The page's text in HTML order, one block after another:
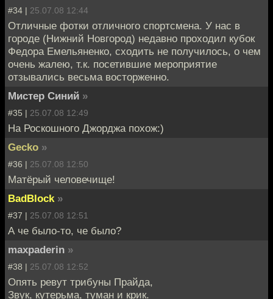
#34 | 25.07.08 12:44
Отличные фотки отличного спортсмена. У нас в
городе (Нижний Новгород) недавно проходил кубок
Федора Емельяненко, сходить не получилось, о чем
очень жалею, т.к. посетившие мероприятие
отзывались весьма восторженно.
Мистер Синий »
#35 | 25.07.08 12:49
Нa Роскошного Джорджа похож:)
Gecko »
#36 | 25.07.08 12:50
Матёрый человечище!
BadBlock »
#37 | 25.07.08 12:51
А че было-то, че было?
maxpaderin »
#38 | 25.07.08 12:52
Опять ревут трибуны Прайда,
Звук, кутерьма, туман и крик.